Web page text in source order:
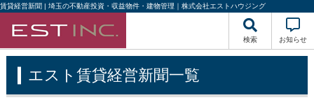
賃貸経営新聞 | 埼玉の不動産投資・収益物件・建物管理｜株式会社エストハウジング
検索 お知らせ
エスト賃貸経営新聞一覧